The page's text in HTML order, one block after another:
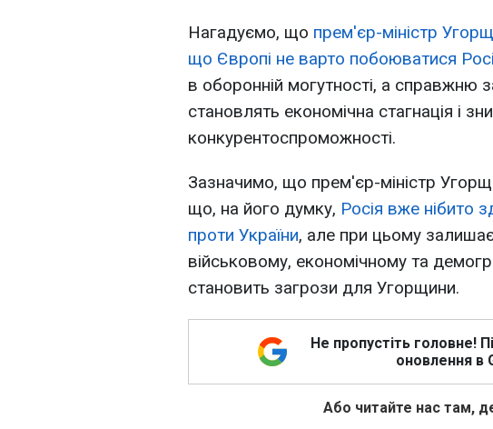
Нагадуємо, що прем'єр-міністр
що Європі не варто побоюватися
в оборонній могутності, а справжню
становлять економічна стагнація і
конкурентоспроможності.
Зазначимо, що прем'єр-міністр
що, на його думку, Росія вже нібито
проти України, але при цьому
військовому, економічному та
становить загрози для Угорщини.
Не пропустіть головне!
оновлення в
Або читайте нас там,